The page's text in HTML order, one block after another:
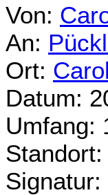
Von:
An:
Ort:
Datum:
Umfang:
Signatur: